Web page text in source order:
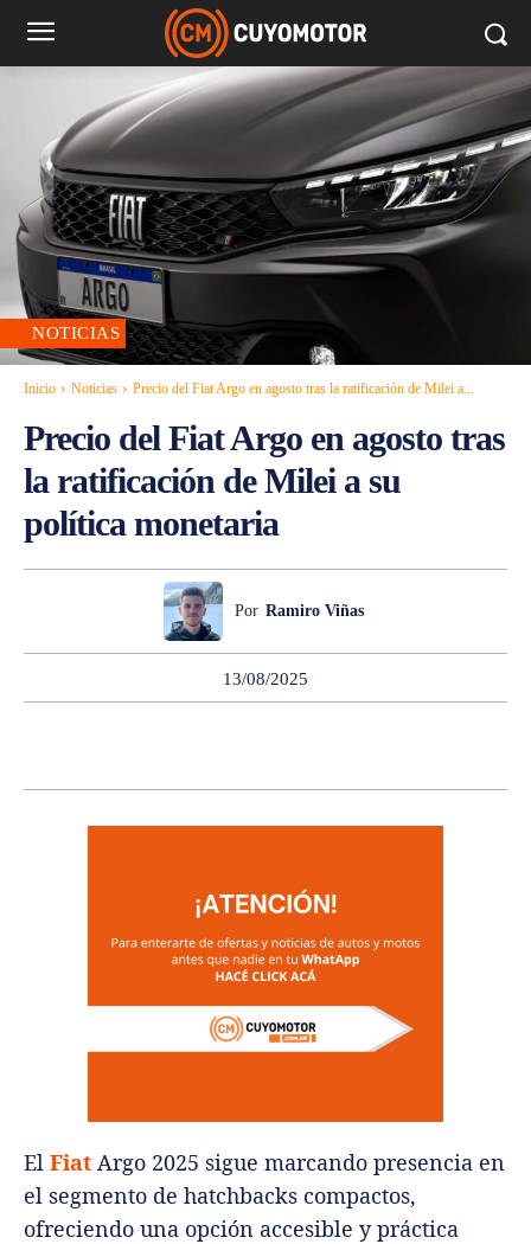
NOTICIAS
Inicio Noticias Precio del Fiat Argo en agosto tras la ratificación de Milei a...
Precio del Fiat Argo en agosto tras
la ratificación de Milei a su
política monetaria
Por Ramiro Viñas
13/08/2025
El Fiat Argo 2025 sigue marcando presencia en
el segmento de hatchbacks compactos,
ofreciendo una opción accesible y práctica